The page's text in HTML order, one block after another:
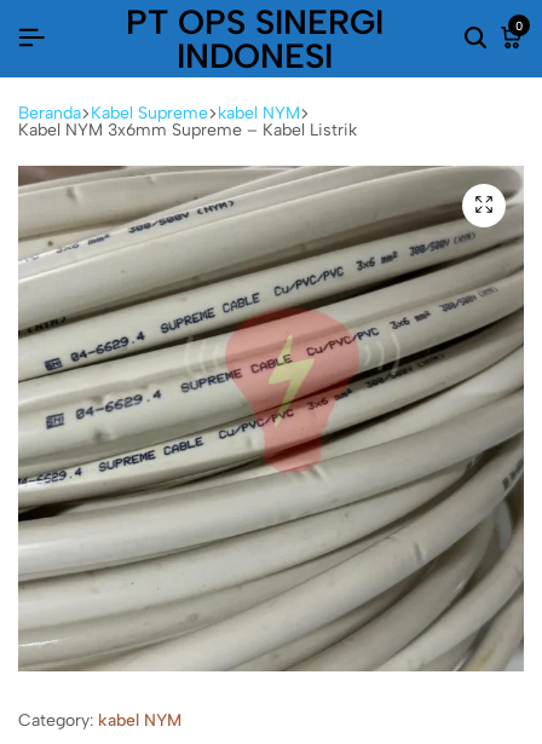
PT OPS SINERGI
INDONESI
0
Beranda Kabel Supreme kabel NYM
Kabel NYM 3x6mm Supreme – Kabel Listrik
Category: kabel NYM